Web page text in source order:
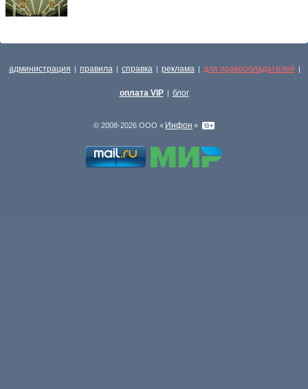
администрация | правила | справка | реклама | для правообладателей |
оплата VIP | блог
© 2008-2026 ООО « Инфон »